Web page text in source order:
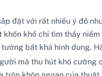
đặt với rất nhiều ý đồ
khổ chỉ tìm thấy
bất khả hình dung.
mà thu hút khó cưỡng